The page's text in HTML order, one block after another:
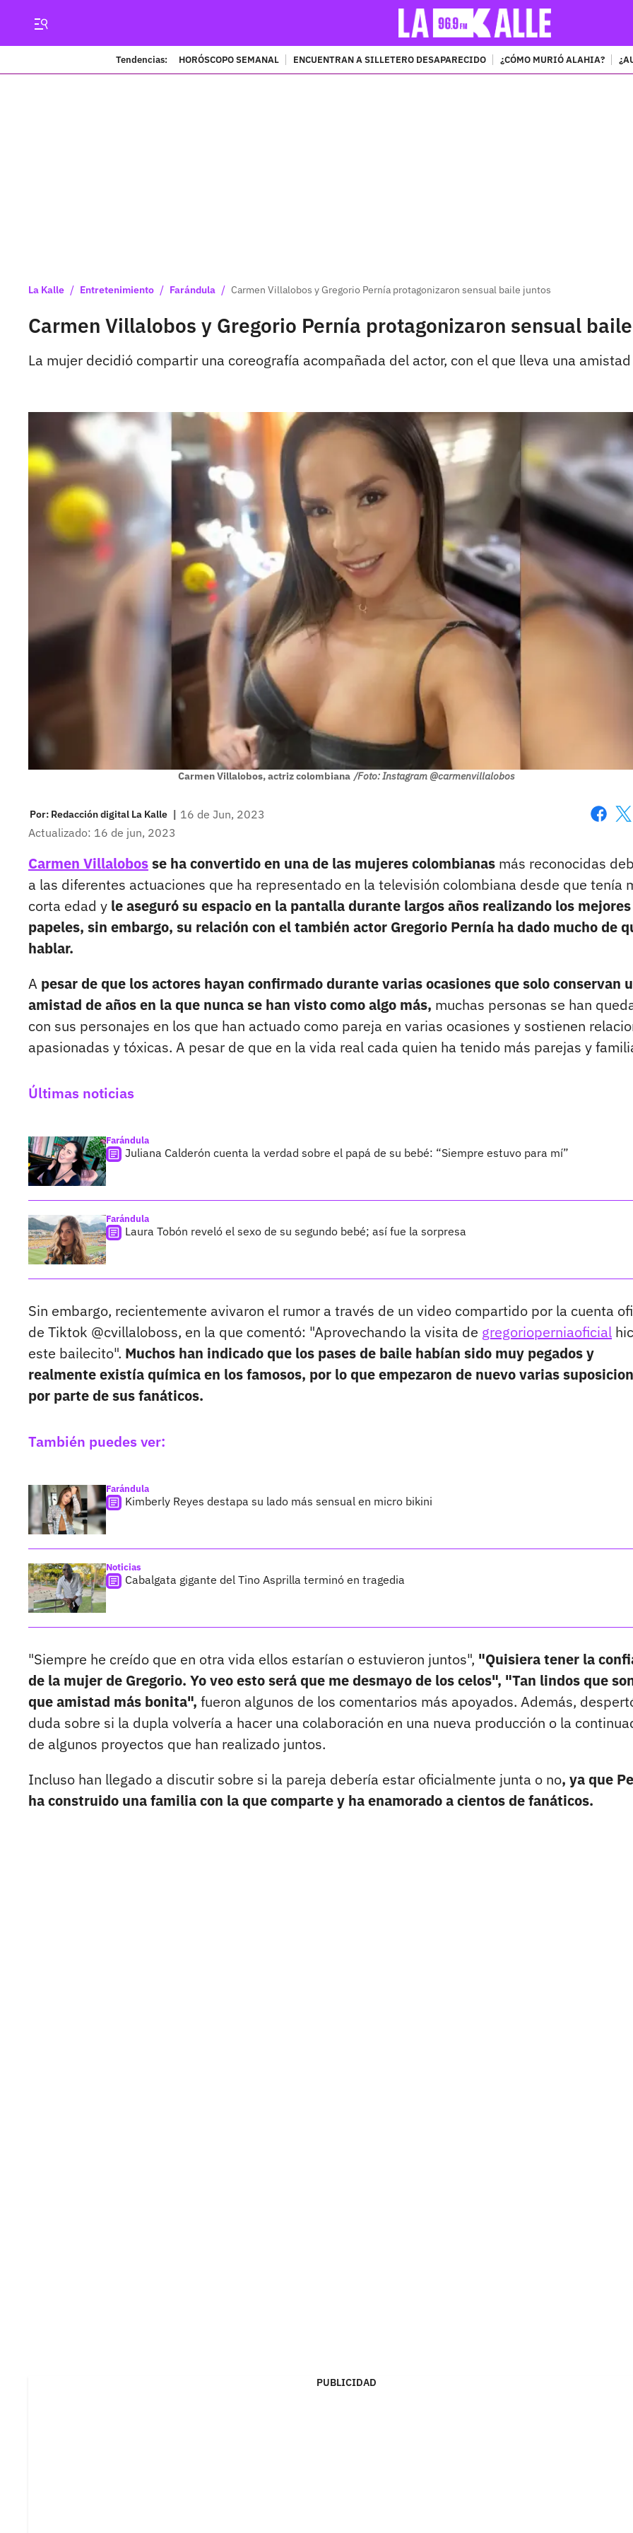
Tendencias: HORÓSCOPO SEMANAL ENCUENTRAN A SILLETERO DESAPARECIDO ¿CÓMO MURIÓ ALAHIA?
La Kalle / Entretenimiento / Farándula / Carmen Villalobos y Gregorio Pernía protagonizaron sensual baile juntos
Carmen Villalobos y Gregorio Pernía protagonizaron sensual
La mujer decidió compartir una coreografía acompañada del actor, con el que lleva una
Carmen Villalobos, actriz colombiana /Foto: Instagram @carmenvillalobos
Por: Redacción digital La Kalle | 16 de Jun, 2023
Actualizado: 16 de jun, 2023
Carmen Villalobosse ha convertido en una de las mujeres colombianas más reconocidas
a las diferentes actuaciones que ha representado en la televisión colombiana desde que tenía
corta edad y le aseguró su espacio en la pantalla durante largos años realizando los mejores
papeles, sin embargo, su relación con el también actor Gregorio Pernía ha dado mucho de
hablar.
A pesar de que los actores hayan confirmado durante varias ocasiones que solo conservan
amistad de años en la que nunca se han visto como algo más, muchas personas se han
con sus personajes en los que han actuado como pareja en varias ocasiones y sostienen
apasionadas y tóxicas. A pesar de que en la vida real cada quien ha tenido más parejas y
Últimas noticias
Farándula
Juliana Calderón cuenta la verdad sobre el papá de su bebé: “Siempre estuvo para mí”
Farándula
Laura Tobón reveló el sexo de su segundo bebé; así fue la sorpresa
Sin embargo, recientemente avivaron el rumor a través de un video compartido por la cuenta
de Tiktok @cvillaloboss, en la que comentó: "Aprovechando la visita de gregorioperniaoficial
este bailecito". Muchos han indicado que los pases de baile habían sido muy pegados y
realmente existía química en los famosos, por lo que empezaron de nuevo varias
por parte de sus fanáticos.
También puedes ver:
Farándula
Kimberly Reyes destapa su lado más sensual en micro bikini
Noticias
Cabalgata gigante del Tino Asprilla terminó en tragedia
"Siempre he creído que en otra vida ellos estarían o estuvieron juntos", "Quisiera tener la
de la mujer de Gregorio. Yo veo esto será que me desmayo de los celos", "Tan lindos que
que amistad más bonita", fueron algunos de los comentarios más apoyados. Además,
duda sobre si la dupla volvería a hacer una colaboración en una nueva producción o la
de algunos proyectos que han realizado juntos.
Incluso han llegado a discutir sobre si la pareja debería estar oficialmente junta o no, ya que
ha construido una familia con la que comparte y ha enamorado a cientos de fanáticos.
PUBLICIDAD